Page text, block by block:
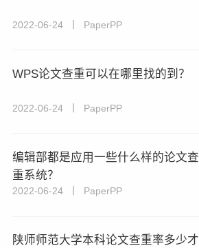
2022-06-24 丨 PaperPP
WPS论文查重可以在哪里找的到？
2022-06-24 丨 PaperPP
编辑部都是应用一些什么样的论文查
重系统？
2022-06-24 丨 PaperPP
陕师师范大学本科论文查重率多少才